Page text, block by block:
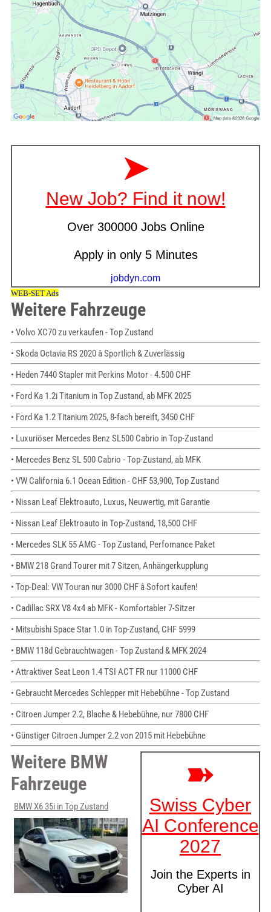
Weitere Fahrzeuge
• Volvo XC70 zu verkaufen - Top Zustand
• Skoda Octavia RS 2020 â Sportlich & Zuverlässig
• Heden 7440 Stapler mit Perkins Motor - 4.500 CHF
• Ford Ka 1.2i Titanium in Top Zustand, ab MFK 2025
• Ford Ka 1.2 Titanium 2025, 8-fach bereift, 3450 CHF
• Luxuriöser Mercedes Benz SL500 Cabrio in Top-Zustand
• Mercedes Benz SL 500 Cabrio - Top-Zustand, ab MFK
• VW California 6.1 Ocean Edition - CHF 53,900, Top Zustand
• Nissan Leaf Elektroauto, Luxus, Neuwertig, mit Garantie
• Nissan Leaf Elektroauto in Top-Zustand, 18,500 CHF
• Mercedes SLK 55 AMG - Top Zustand, Perfomance Paket
• BMW 218 Grand Tourer mit 7 Sitzen, Anhängerkupplung
• Top-Deal: VW Touran nur 3000 CHF â Sofort kaufen!
• Cadillac SRX V8 4x4 ab MFK - Komfortabler 7-Sitzer
• Mitsubishi Space Star 1.0 in Top-Zustand, CHF 5999
• BMW 118d Gebrauchtwagen - Top Zustand & MFK 2024
• Attraktiver Seat Leon 1.4 TSI ACT FR nur 11000 CHF
• Gebraucht Mercedes Schlepper mit Hebebühne - Top Zustand
• Citroen Jumper 2.2, Blache & Hebebühne, nur 7800 CHF
• Günstiger Citroen Jumper 2.2 von 2015 mit Hebebühne
Weitere BMW
Fahrzeuge
BMW X6 35i in Top Zustand